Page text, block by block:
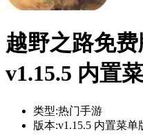
越野之路免
v1.15.5 内置
类型:热门手游
版本:v1.15.5 内置菜单